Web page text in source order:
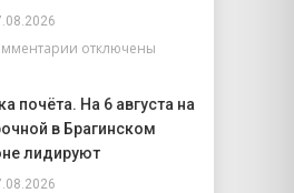
стоит
прислушаться
интуиции
к
депутатского
корпуса
во
отключены
почёта. На 6 августа на
в Брагинском
лидируют